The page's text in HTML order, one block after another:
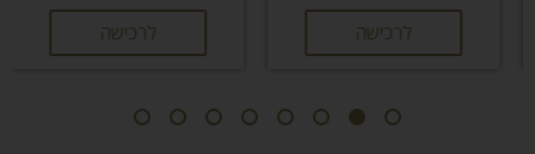
לרכישה לרכישה